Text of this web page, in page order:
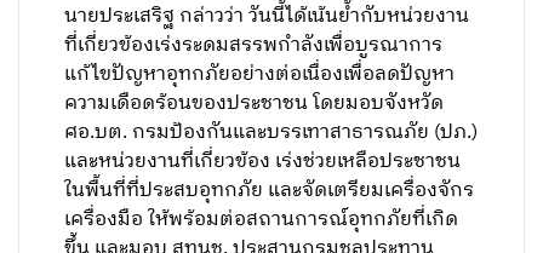
นายประเสริฐ กล่าวว่า วันนี้ได้เน้นย้ำกับหน่วยงาน
ที่เกี่ยวข้องเร่งระดมสรรพกำลังเพื่อบูรณาการ
แก้ไขปัญหาอุทกภัยอย่างต่อเนื่องเพื่อลดปัญหา
ความเดือดร้อนของประชาชน โดยมอบจังหวัด
ศอ.บต. กรมป้องกันและบรรเทาสาธารณภัย (ปภ.)
และหน่วยงานที่เกี่ยวข้อง เร่งช่วยเหลือประชาชน
ในพื้นที่ที่ประสบอุทกภัย และจัดเตรียมเครื่องจักร
เครื่องมือ ให้พร้อมต่อสถานการณ์อุทกภัยที่เกิด